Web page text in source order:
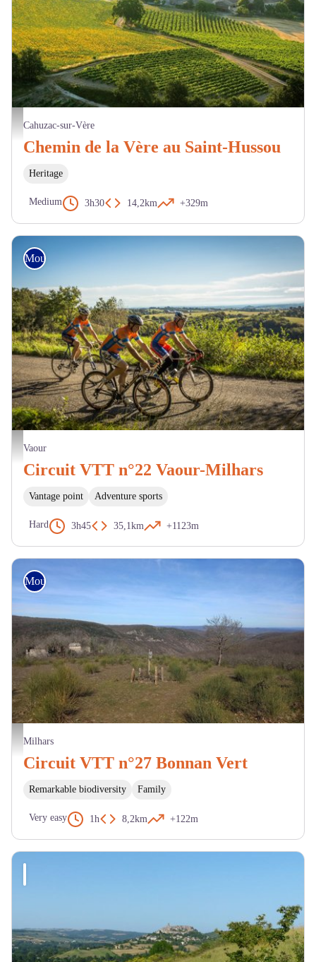
Vignobles - D.Viet
Cahuzac-sur-Vère
Chemin de la Vère au Saint-Hussou
Heritage
Medium 3h30 14,2km +329m
Pascale Walter
Mountain Bike
Vaour
Circuit VTT n°22 Vaour-Milhars
Vantage point Adventure sports
Hard 3h45 35,1km +1123m
Vue sur la vallée de Bonnan - C. Manuel - 2023
Mountain Bike
Milhars
Circuit VTT n°27 Bonnan Vert
Remarkable biodiversity Family
Very easy 1h 8,2km +122m